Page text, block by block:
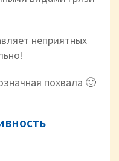
неприятных
похвала 🙂